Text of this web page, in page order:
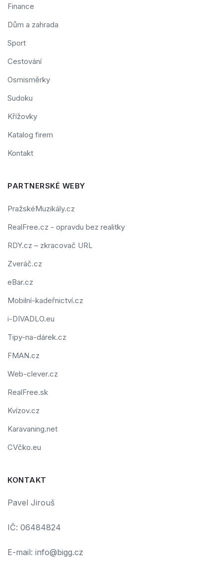
Finance
Dům a zahrada
Sport
Cestování
Osmisměrky
Sudoku
Křížovky
Katalog firem
Kontakt
PARTNERSKÉ WEBY
PražskéMuzikály.cz
RealFree.cz - opravdu bez realitky
RDY.cz – zkracovač URL
Zveráč.cz
eBar.cz
Mobilní-kadeřnictví.cz
i-DIVADLO.eu
Tipy-na-dárek.cz
FMAN.cz
Web-clever.cz
RealFree.sk
Kvízov.cz
Karavaning.net
CVčko.eu
KONTAKT
Pavel Jirouš
IČ: 06484824
E-mail: info@bigg.cz